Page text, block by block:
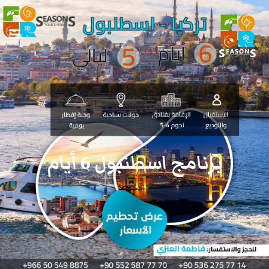
برنامج اسطنبول 6 أيام